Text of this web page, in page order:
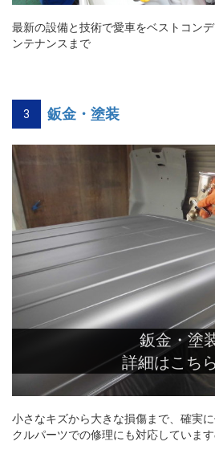
最新の設備と技術で愛車をベストコン
ンテナンスまで
3 鈑金・塗装
鈑金・塗
詳細はこち
小さなキズから大きな損傷まで、確実
クルパーツでの修理にも対応していま